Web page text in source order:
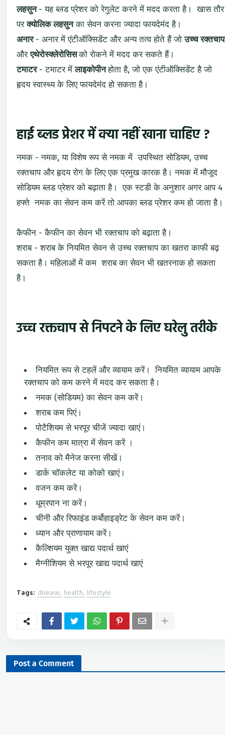
लहसुन- यह ब्लड प्रेशर को रेगुलेट करने में मदद करता है। खास तौर
परक्योलिक लहसुनका सेवन करना ज्यादा फायदेमंद है।
अनार- अनार में एंटीऑक्सिडेंट और अन्य तत्व होते हैं जोउच्च रक्तचाप
औरएथेरोस्क्लेरोसिसको रोकने में मदद कर सकते हैं।
टमाटर- टमाटर मेंलाइकोपीनहोता है, जो एक एंटीऑक्सिडेंट है जो
हृदय स्वास्थ्य के लिए फायदेमंद हो सकता है।
हाई ब्लड प्रेशर में क्या नहीं खाना चाहिए ?
नमक - नमक, या विशेष रूप से नमक में उपस्थित सोडियम, उच्च
रक्तचाप और हृदय रोग के लिए एक प्रमुख कारक है। नमक में मौजूद
सोडियम ब्लड प्रेशर को बढ़ाता है। एक स्टडी के अनुशार अगर आप 4
हफ्ते नमक का सेवन कम करें तो आपका ब्लड प्रेशर कम हो जाता है।
कैफीन - कैफीन का सेवन भी रक्तचाप को बढ़ाता है।
शराब - शराब के नियमित सेवन से उच्च रक्तचाप का खतरा काफी बढ़
सकता है। महिलाओं में कम शराब का सेवन भी खतरनाक हो सकता
है।
उच्च रक्तचाप से निपटने के लिए घरेलु तरीके
नियमित रूप से टहलें और व्यायाम करें। नियमित व्यायाम आपके
रक्तचाप को कम करने में मदद कर सकता है।
नमक (सोडियम) का सेवन कम करें।
शराब कम पिएं।
पोटैशियम से भरपूर चीजें ज्यादा खाएं।
कैफीन कम मात्रा में सेवन करें ।
तनाव को मैनेज करना सीखें।
डार्क चॉकलेट या कोको खाएं।
वजन कम करें।
धूम्रपान ना करें।
चीनी और रिफाइंड कर्बोहाइड्रेट के सेवन कम करें।
ध्यान और प्राणायाम करें।
कैल्शियम युक्त खाद्य पदार्थ खाएं
मैग्नीशियम से भरपूर खाद्य पदार्थ खाएं
Tags: disease health lifestyle
Post a Comment